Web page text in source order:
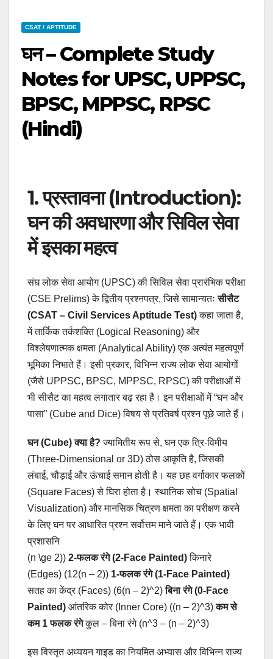
CSAT / APTITUDE
घन – Complete Study
Notes for UPSC, UPPSC,
BPSC, MPPSC, RPSC
(Hindi)
1. प्रस्तावना (Introduction):
घन की अवधारणा और सिविल सेवा
में इसका महत्व
संघ लोक सेवा आयोग (UPSC) की सिविल सेवा प्रारंभिक परीक्षा
(CSE Prelims) के द्वितीय प्रश्नपत्र, जिसे सामान्यतःसीसैट
(CSAT – Civil Services Aptitude Test)कहा जाता है,
में तार्किक तर्कशक्ति (Logical Reasoning) और
विश्लेषणात्मक क्षमता (Analytical Ability) एक अत्यंत महत्वपूर्ण
भूमिका निभाते हैं। इसी प्रकार, विभिन्न राज्य लोक सेवा आयोगों
(जैसे UPPSC, BPSC, MPPSC, RPSC) की परीक्षाओं में
भी सीसैट का महत्व लगातार बढ़ रहा है। इन परीक्षाओं में “घन और
पासा” (Cube and Dice) विषय से प्रतिवर्ष प्रश्न पूछे जाते हैं।
घन (Cube) क्या है? ज्यामितीय रूप से, घन एक त्रि-विमीय
(Three-Dimensional or 3D) ठोस आकृति है, जिसकी
लंबाई, चौड़ाई और ऊंचाई समान होती है। यह छह वर्गाकार फलकों
(Square Faces) से घिरा होता है। स्थानिक सोच (Spatial
Visualization) और मानसिक चित्रण क्षमता का परीक्षण करने
के लिए घन पर आधारित प्रश्न सर्वोत्तम माने जाते हैं। एक भावी
प्रशासनि
(n \ge 2)) 2-फलक रंगे (2-Face Painted)किनारे
(Edges) (12(n – 2)) 1-फलक रंगे (1-Face Painted)
सतह का केंद्र (Faces) (6(n – 2)^2)बिना रंगे (0-Face
Painted) आंतरिक कोर (Inner Core) ((n – 2)^3)कम से
कम 1 फलक रंगेकुल – बिना रंगे (n^3 – (n – 2)^3)
इस विस्तृत अध्ययन गाइड का नियमित अभ्यास और विभिन्न राज्य